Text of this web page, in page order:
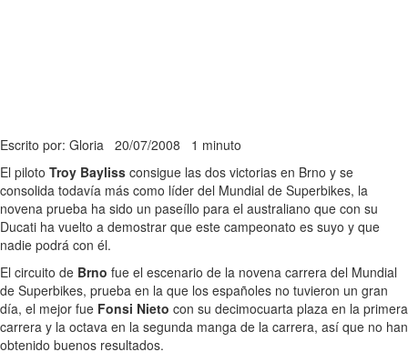
Escrito por: Gloria 20/07/2008 1 minuto
El piloto Troy Bayliss consigue las dos victorias en Brno y se
consolida todavía más como líder del Mundial de Superbikes, la
novena prueba ha sido un paseíllo para el australiano que con su
Ducati ha vuelto a demostrar que este campeonato es suyo y que
nadie podrá con él.
El circuito de Brno fue el escenario de la novena carrera del Mundial
de Superbikes, prueba en la que los españoles no tuvieron un gran
día, el mejor fue Fonsi Nieto con su decimocuarta plaza en la primera
carrera y la octava en la segunda manga de la carrera, así que no han
obtenido buenos resultados.